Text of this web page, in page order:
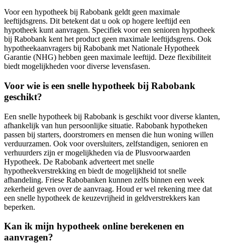
Voor een hypotheek bij Rabobank geldt geen maximale
leeftijdsgrens. Dit betekent dat u ook op hogere leeftijd een
hypotheek kunt aanvragen. Specifiek voor een senioren hypotheek
bij Rabobank kent het product geen maximale leeftijdsgrens. Ook
hypotheekaanvragers bij Rabobank met Nationale Hypotheek
Garantie (NHG) hebben geen maximale leeftijd. Deze flexibiliteit
biedt mogelijkheden voor diverse levensfasen.
Voor wie is een snelle hypotheek bij Rabobank
geschikt?
Een snelle hypotheek bij Rabobank is geschikt voor diverse klanten,
afhankelijk van hun persoonlijke situatie. Rabobank hypotheken
passen bij starters, doorstromers en mensen die hun woning willen
verduurzamen. Ook voor oversluiters, zelfstandigen, senioren en
verhuurders zijn er mogelijkheden via de Plusvoorwaarden
Hypotheek. De Rabobank adverteert met snelle
hypotheekverstrekking en biedt de mogelijkheid tot snelle
afhandeling. Friese Rabobanken kunnen zelfs binnen een week
zekerheid geven over de aanvraag. Houd er wel rekening mee dat
een snelle hypotheek de keuzevrijheid in geldverstrekkers kan
beperken.
Kan ik mijn hypotheek online berekenen en
aanvragen?